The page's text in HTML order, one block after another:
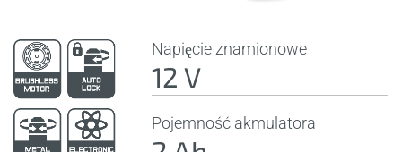
Napięcie znamionowe
12 V
Pojemność akmulatora